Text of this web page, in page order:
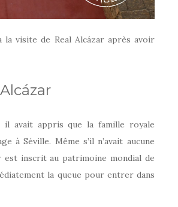
la visite de Real Alcázar après avoir
il avait appris que la famille royale
à Séville. Même s’il n’avait aucune
inscrit au patrimoine mondial de
la queue pour entrer dans